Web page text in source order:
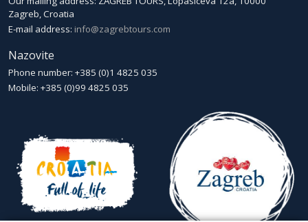
Zagreb, Croatia
E-mail address: info@zagrebtours.com
Nazovite
Phone number: +385 (0)1 4825 035
Mobile: +385 (0)99 4825 035